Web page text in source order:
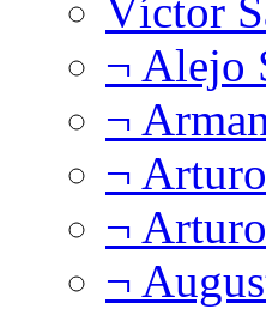
Víctor
¬ Alejo
¬
¬
¬
¬